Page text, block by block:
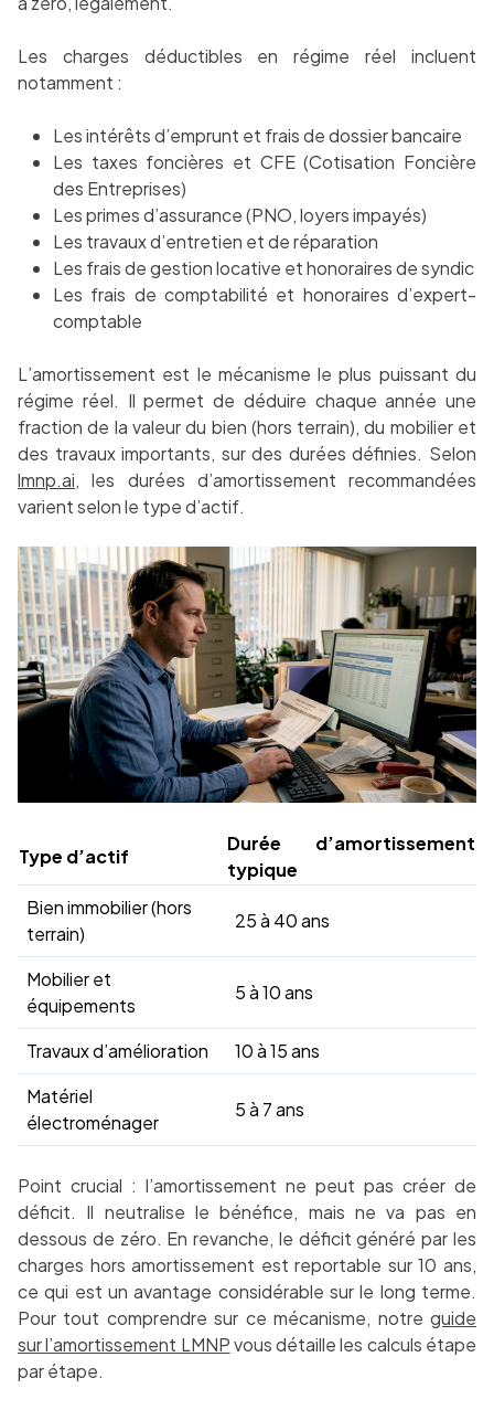
Les charges déductibles en régime réel incluent
notamment :
Les intérêts d’emprunt et frais de dossier bancaire
Les taxes foncières et CFE (Cotisation Foncière
des Entreprises)
Les primes d’assurance (PNO, loyers impayés)
Les travaux d’entretien et de réparation
Les frais de gestion locative et honoraires de syndic
Les frais de comptabilité et honoraires d’expert-
comptable
L’amortissement est le mécanisme le plus puissant du
régime réel. Il permet de déduire chaque année une
fraction de la valeur du bien (hors terrain), du mobilier et
des travaux importants, sur des durées définies. Selon
lmnp.ai, les durées d’amortissement recommandées
varient selon le type d’actif.
Type d’actif
Durée d’amortissement
typique
Bien immobilier (hors
terrain)
25 à 40 ans
Mobilier et
équipements
5 à 10 ans
Travaux d’amélioration
10 à 15 ans
Matériel
électroménager
5 à 7 ans
Point crucial : l’amortissement ne peut pas créer de
déficit. Il neutralise le bénéfice, mais ne va pas en
dessous de zéro. En revanche, le déficit généré par les
charges hors amortissement est reportable sur 10 ans,
ce qui est un avantage considérable sur le long terme.
Pour tout comprendre sur ce mécanisme, notre guide
sur l’amortissement LMNPvous détaille les calculs étape
par étape.